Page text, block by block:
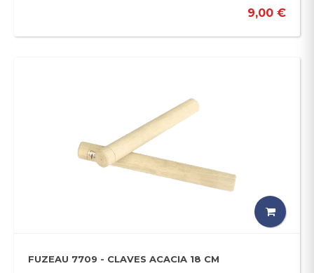
9,00 €
FUZEAU 7709 - CLAVES ACACIA 18 CM